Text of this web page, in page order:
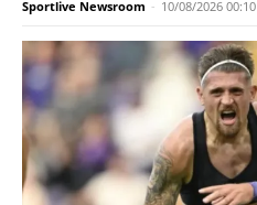
Sportlive Newsroom - 10/08/2026 00:10